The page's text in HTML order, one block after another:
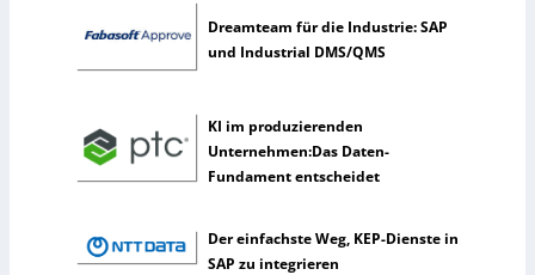
i
n
t
l
Dreamteam für die Industrie: SAP
und Industrial DMS/QMS
KI im produzierenden
Unternehmen:Das Daten-
Fundament entscheidet
Der einfachste Weg, KEP-Dienste in
SAP zu integrieren